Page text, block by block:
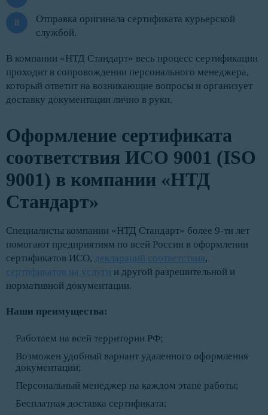
Отправка оригинала сертификата курьерской
службой.
В компании «НТД Стандарт» весь процесс сертификации
проходит в сопровождении персонального менеджера,
который ответит на возникающие вопросы и организует
доставку документации лично в руки.
Оформление сертификата
соответствия ИСО 9001 (ISO
9001) в компании «НТД
Стандарт»
Специалисты компании «НТД Стандарт» более 9-ти лет
помогают предприятиям по всей России в оформлении
сертификатов ИСО, деклараций соответствия,
сертификатов на услуги и другой разрешительной и
нормативной документации.
Наши преимущества:
Работаем на всей территории РФ;
Возможен удобный вариант удаленного оформления
документации;
Персональный менеджер на каждом этапе работы;
Бесплатная доставка сертификата;